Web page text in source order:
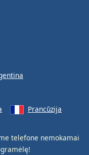
Prancūzija
telefone nemokamai